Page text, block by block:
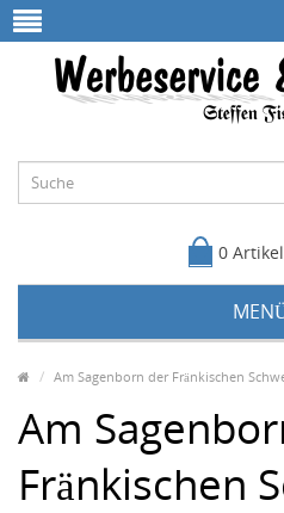
0
Am Sagenborn der Fränkischen
Am
Fränkischen